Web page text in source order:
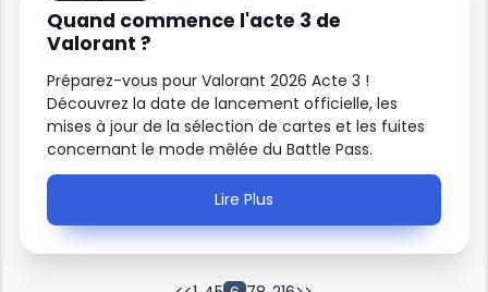
Quand commence l'acte 3 de
Valorant ?
Préparez-vous pour Valorant 2026 Acte 3 !
Découvrez la date de lancement officielle, les
mises à jour de la sélection de cartes et les fuites
concernant le mode mêlée du Battle Pass.
Lire Plus